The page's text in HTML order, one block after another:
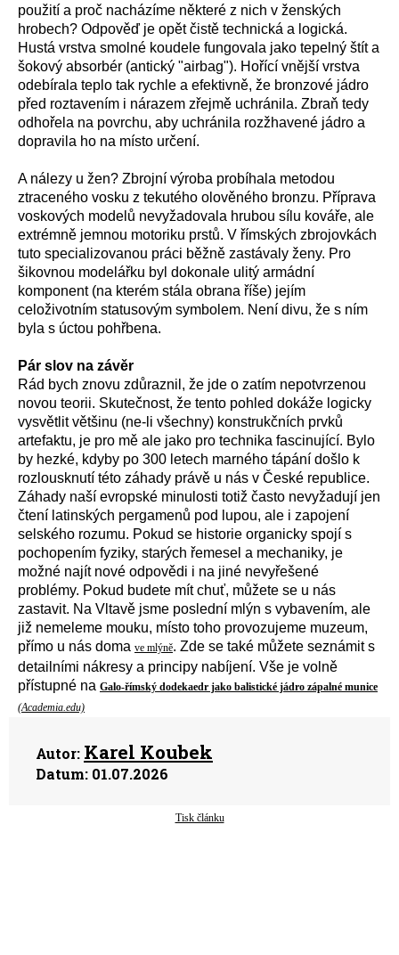
použití a proč nacházíme některé z nich v ženských
hrobech? Odpověď je opět čistě technická a logická.
Hustá vrstva smolné koudele fungovala jako tepelný štít a
šokový absorbér (antický "airbag"). Hořící vnější vrstva
odebírala teplo tak rychle a efektivně, že bronzové jádro
před roztavením i nárazem zřejmě uchránila. Zbraň tedy
odhořela na povrchu, aby uchránila rozžhavené jádro a
dopravila ho na místo určení.
A nálezy u žen? Zbrojní výroba probíhala metodou
ztraceného vosku z tekutého olověného bronzu. Příprava
voskových modelů nevyžadovala hrubou sílu kováře, ale
extrémně jemnou motoriku prstů. V římských zbrojovkách
tuto specializovanou práci běžně zastávaly ženy. Pro
šikovnou modelářku byl dokonale ulitý armádní
komponent (na kterém stála obrana říše) jejím
celoživotním statusovým symbolem. Není divu, že s ním
byla s úctou pohřbena.
Pár slov na závěr
Rád bych znovu zdůraznil, že jde o zatím nepotvrzenou
novou teorii. Skutečnost, že tento pohled dokáže logicky
vysvětlit většinu (ne-li všechny) konstrukčních prvků
artefaktu, je pro mě ale jako pro technika fascinující. Bylo
by hezké, kdyby po 300 letech marného tápání došlo k
rozlousknutí této záhady právě u nás v České republice.
Záhady naší evropské minulosti totiž často nevyžadují jen
čtení latinských pergamenů pod lupou, ale i zapojení
selského rozumu. Pokud se historie organicky spojí s
pochopením fyziky, starých řemesel a mechaniky, je
možné najít nové odpovědi i na jiné nevyřešené
problémy. Pokud budete mít chuť, můžete se u nás
zastavit. Na Vltavě jsme poslední mlýn s vybavením, ale
již nemeleme mouku, místo toho provozujeme muzeum,
přímo u nás doma ve mlýně. Zde se také můžete seznámit s
detailními nákresy a principy nabíjení. Vše je volně
přístupné na Galo-římský dodekaedr jako balistické jádro zápalné munice
(Academia.edu)
Autor: Karel Koubek
Datum: 01.07.2026
Tisk článku